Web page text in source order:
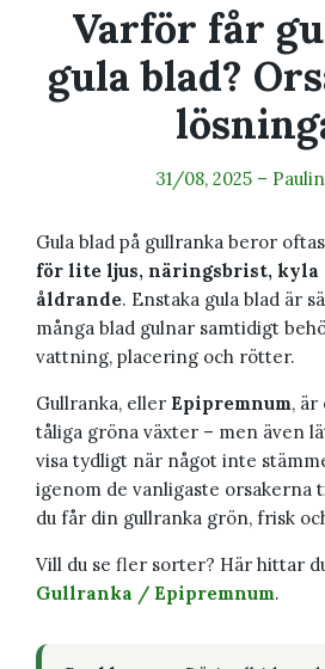
Varför får
gula blad?
31/08, 2025–
Gula blad på gullranka beror
för lite ljus, näringsbrist,
åldrande. Enstaka gula blad är
många blad gulnar samtidigt
vattning, placering och rötter.
Gullranka, eller Epipremnum, är
tåliga gröna växter – men även
visa tydligt när något inte
igenom de vanligaste orsakerna
du får din gullranka grön, frisk
Vill du se fler sorter? Här hittar
Gullranka / Epipremnum.